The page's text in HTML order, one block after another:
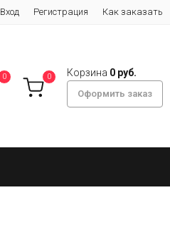
Вход Регистрация Как заказать
0 0 Корзина 0 руб.
Оформить заказ